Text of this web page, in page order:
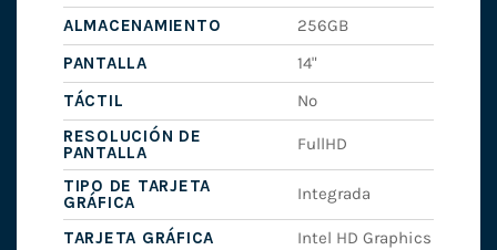
ALMACENAMIENTO
256GB
PANTALLA
14"
TÁCTIL
No
RESOLUCIÓN DE
PANTALLA
FullHD
TIPO DE TARJETA
GRÁFICA
Integrada
TARJETA GRÁFICA
Intel HD Graphics